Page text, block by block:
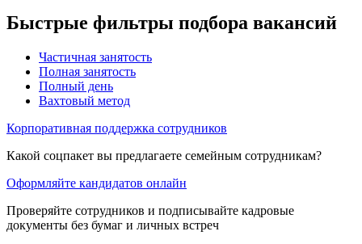
Быстрые фильтры подбора вакансий
Частичная занятость
Полная занятость
Полный день
Вахтовый метод
Корпоративная поддержка сотрудников
Какой соцпакет вы предлагаете семейным сотрудникам?
Оформляйте кандидатов онлайн
Проверяйте сотрудников и подписывайте кадровые
документы без бумаг и личных встреч